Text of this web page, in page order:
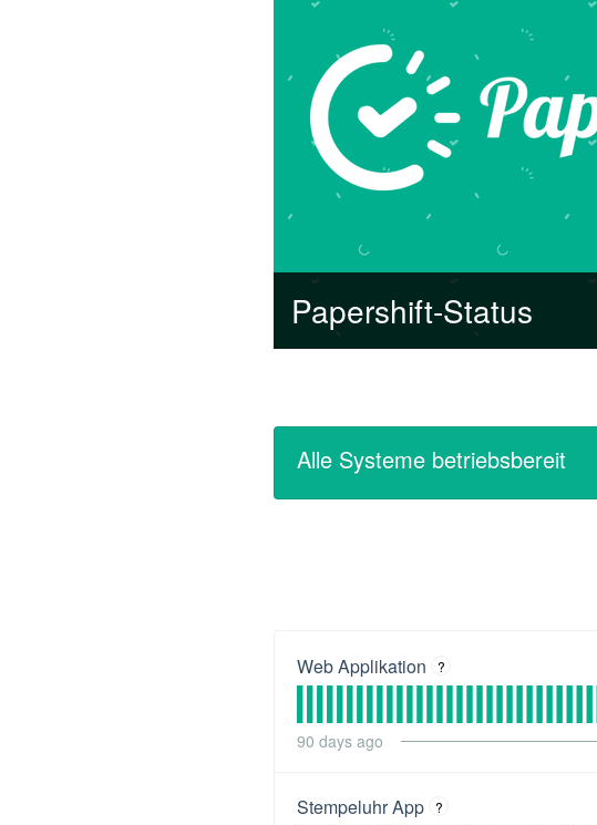
Papershift-Status
Alle Systeme betriebsbereit
Web Applikation ?
90 days ago
Stempeluhr App ?